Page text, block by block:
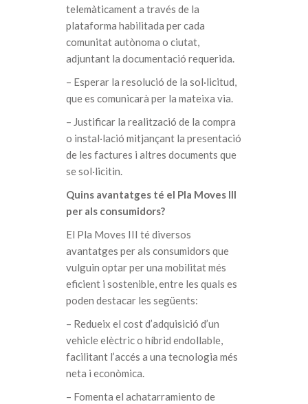
telemàticament a través de la
plataforma habilitada per cada
comunitat autònoma o ciutat,
adjuntant la documentació requerida.
– Esperar la resolució de la sol·licitud,
que es comunicarà per la mateixa via.
– Justificar la realització de la compra
o instal·lació mitjançant la presentació
de les factures i altres documents que
se sol·licitin.
Quins avantatges té el Pla Moves III
per als consumidors?
El Pla Moves III té diversos
avantatges per als consumidors que
vulguin optar per una mobilitat més
eficient i sostenible, entre les quals es
poden destacar les següents:
– Redueix el cost d’adquisició d’un
vehicle elèctric o híbrid endollable,
facilitant l’accés a una tecnologia més
neta i econòmica.
– Fomenta el achatarramiento de